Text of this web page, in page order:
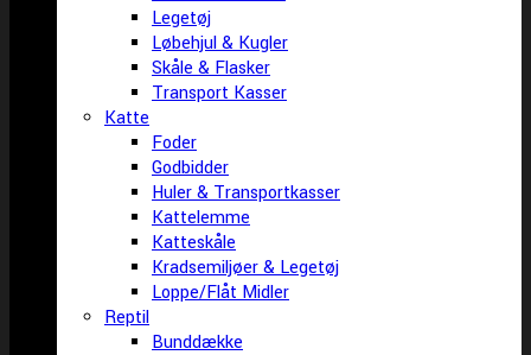
Legetøj
Løbehjul & Kugler
Skåle & Flasker
Transport Kasser
Katte
Foder
Godbidder
Huler & Transportkasser
Kattelemme
Katteskåle
Kradsemiljøer & Legetøj
Loppe/Flåt Midler
Reptil
Bunddække